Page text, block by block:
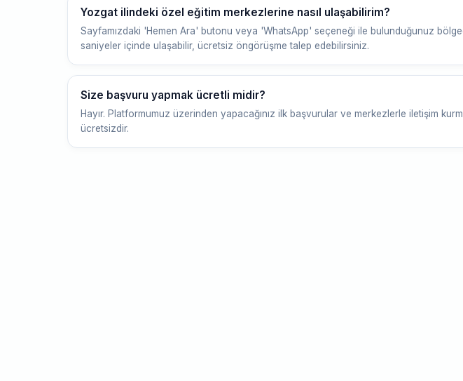
Yozgat ilindeki özel eğitim merkezlerine nasıl ulaşabilirim?
Sayfamızdaki 'Hemen Ara' butonu veya 'WhatsApp' seçeneği ile bulunduğunuz
saniyeler içinde ulaşabilir, ücretsiz öngörüşme talep edebilirsiniz.
Size başvuru yapmak ücretli midir?
Hayır. Platformumuz üzerinden yapacağınız ilk başvurular ve merkezlerle iletişim
ücretsizdir.